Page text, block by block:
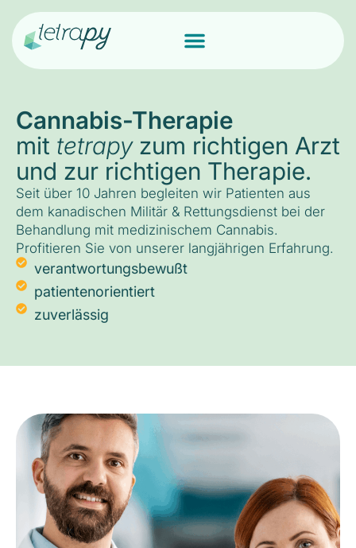
Cannabis-Therapie
mit tetrapyzum richtigen Arzt
und zur richtigen Therapie.
Seit über 10 Jahren begleiten wir Patienten aus
dem kanadischen Militär & Rettungsdienst bei der
Behandlung mit medizinischem Cannabis.
Profitieren Sie von unserer langjährigen Erfahrung.
verantwortungsbewußt
patientenorientiert
zuverlässig